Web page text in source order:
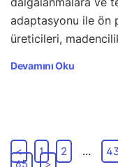
adaptasyonu ile ön
üreticileri,
Devamını Oku
< 1 2 …
65
>